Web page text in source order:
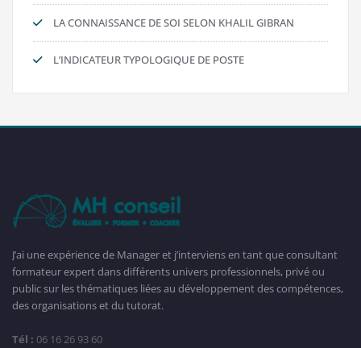
LA CONNAISSANCE DE SOI SELON KHALIL GIBRAN
L’INDICATEUR TYPOLOGIQUE DE POSTE
J’ai une expérience de Manager et j’interviens en tant que consultant
formateur expert dans différents univers professionnels, privé ou
public sur les thématiques liées au développement des compétences,
des organisations et du tutorat.
Tél : 06 16 26 93 60